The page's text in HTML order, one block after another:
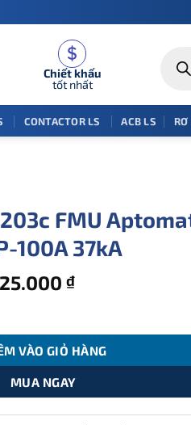
Chiết khấu
tốt nhất
kiếm
CONTACTOR LS ACB LS
FMU
100A 37kA
₫.
₫Giá
là:
1.925.000 ₫.
VÀO GIỎ HÀNG
MUA NGAY